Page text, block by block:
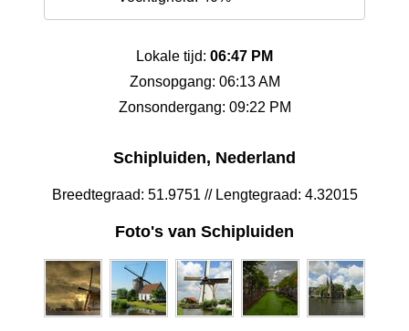
Lokale tijd: 06:47 PM
Zonsopgang: 06:13 AM
Zonsondergang: 09:22 PM
Schipluiden, Nederland
Breedtegraad: 51.9751 // Lengtegraad: 4.32015
Foto's van Schipluiden